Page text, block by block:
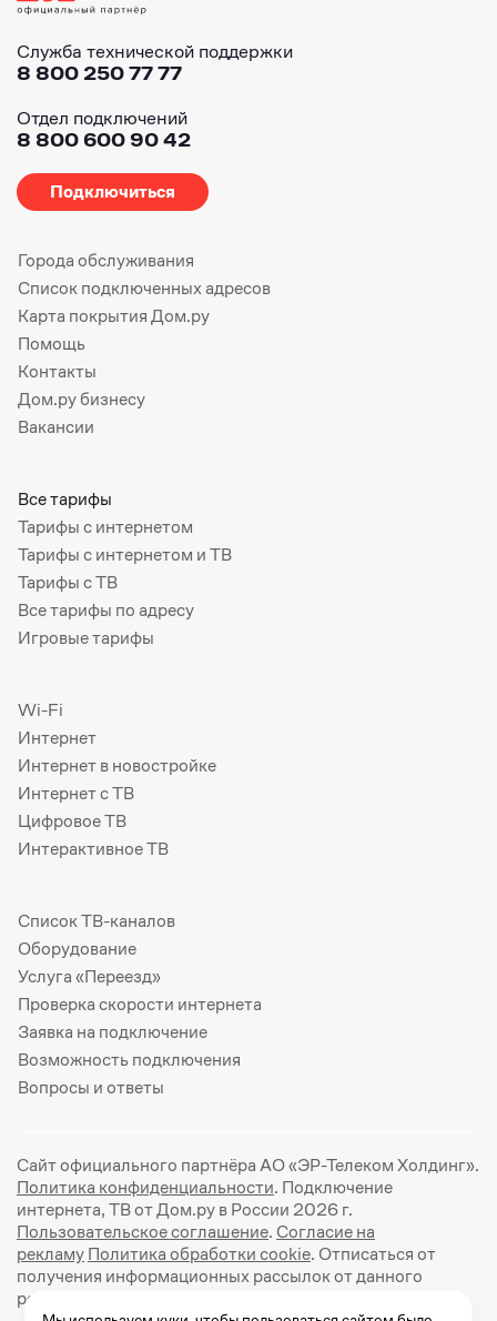
Служба технической поддержки
8 800 250 77 77
Отдел подключений
8 800 600 90 42
Подключиться
Города обслуживания
Список подключенных адресов
Карта покрытия Дом.ру
Помощь
Контакты
Дом.ру бизнесу
Вакансии
Все тарифы
Тарифы с интернетом
Тарифы с интернетом и ТВ
Тарифы с ТВ
Все тарифы по адресу
Игровые тарифы
Wi-Fi
Интернет
Интернет в новостройке
Интернет с ТВ
Цифровое ТВ
Интерактивное ТВ
Список ТВ-каналов
Оборудование
Услуга «Переезд»
Проверка скорости интернета
Заявка на подключение
Возможность подключения
Вопросы и ответы
Сайт официального партнёра АО «ЭР-Телеком Холдинг».
Политика конфиденциальности. Подключение
интернета, ТВ от Дом.ру в России 2026 г.
Пользовательское соглашение. Согласие на
рекламуПолитика обработки cookie. Отписаться от
получения информационных рассылок от данного
ресурса можно на